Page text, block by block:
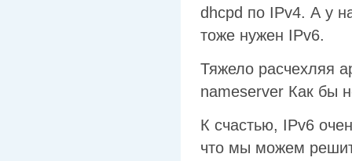
dhcpd по IPv4. А у
тоже нужен IPv6.
Тяжело расчехляя
nameserver Как бы
К счастью, IPv6
что мы можем